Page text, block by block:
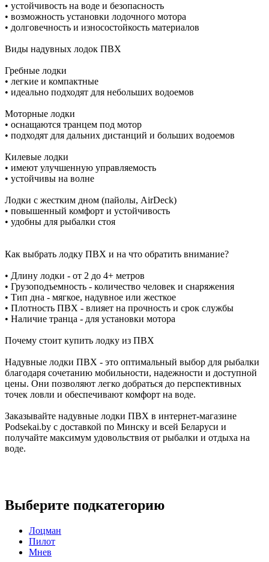
• устойчивость на воде и безопасность
• возможность установки лодочного мотора
• долговечность и износостойкость материалов
Виды надувных лодок ПВХ
Гребные лодки
• легкие и компактные
• идеально подходят для небольших водоемов
Моторные лодки
• оснащаются транцем под мотор
• подходят для дальних дистанций и больших водоемов
Килевые лодки
• имеют улучшенную управляемость
• устойчивы на волне
Лодки с жестким дном (пайолы, AirDeck)
• повышенный комфорт и устойчивость
• удобны для рыбалки стоя
Как выбрать лодку ПВХ и на что обратить внимание?
• Длину лодки - от 2 до 4+ метров
• Грузоподъемность - количество человек и снаряжения
• Тип дна - мягкое, надувное или жесткое
• Плотность ПВХ - влияет на прочность и срок службы
• Наличие транца - для установки мотора
Почему стоит купить лодку из ПВХ
Надувные лодки ПВХ - это оптимальный выбор для рыбалки
благодаря сочетанию мобильности, надежности и доступной
цены. Они позволяют легко добраться до перспективных
точек ловли и обеспечивают комфорт на воде.
Заказывайте надувные лодки ПВХ в интернет-магазине
Podsekai.by с доставкой по Минску и всей Беларуси и
получайте максимум удовольствия от рыбалки и отдыха на
воде.
Выберите подкатегорию
Лоцман
Пилот
Мнев